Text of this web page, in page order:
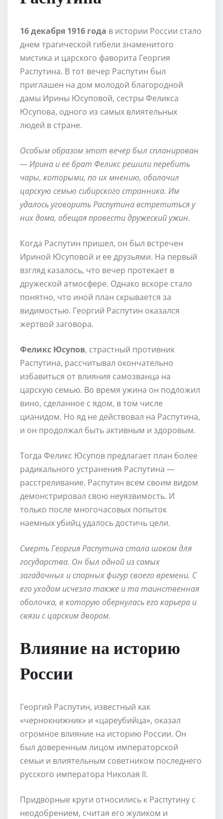
16 декабря 1916 года в истории России стало
днем трагической гибели знаменитого
мистика и царского фаворита Георгия
Распутина. В тот вечер Распутин был
приглашен на дом молодой благородной
дамы Ирины Юсуповой, сестры Феликса
Юсупова, одного из самых влиятельных
людей в стране.
Особым образом этот вечер был спланирован
— Ирина и ее брат Феликс решили перебить
чары, которыми, по их мнению, оболочил
царскую семью сибирского странника. Им
удалось уговорить Распутина встретиться у
них дома, обещая провести дружеский ужин.
Когда Распутин пришел, он был встречен
Ириной Юсуповой и ее друзьями. На первый
взгляд казалось, что вечер протекает в
дружеской атмосфере. Однако вскоре стало
понятно, что иной план скрывается за
видимостью. Георгий Распутин оказался
жертвой заговора.
Феликс Юсупов, страстный противник
Распутина, рассчитывал окончательно
избавиться от влияния самозванца на
царскую семью. Во время ужина он подложил
вино, сделанное с ядом, в том числе
цианидом. Но яд не действовал на Распутина,
и он продолжал быть активным и здоровым.
Тогда Феликс Юсупов предлагает план более
радикального устранения Распутина —
расстреливание. Распутин всем своим видом
демонстрировал свою неуязвимость. И
только после многочасовых попыток
наемных убийц удалось достичь цели.
Смерть Георгия Распутина стала шоком для
государства. Он был одной из самых
загадочных и спорных фигур своего времени. С
его уходом исчезло также и та таинственная
оболочка, в которую обернулась его карьера и
связи с царским двором.
Влияние на историю
России
Георгий Распутин, известный как
«чернокнижник» и «цареубийца», оказал
огромное влияние на историю России. Он
был доверенным лицом императорской
семьи и влиятельным советником последнего
русского императора Николая II.
Придворные круги относились к Распутину с
неодобрением, считая его жуликом и